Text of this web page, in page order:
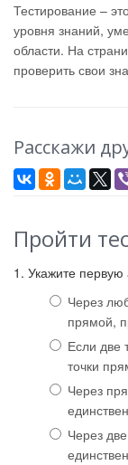
Тестирование –
уровня знаний,
области. На
проверить свои
Расскажи
Пройти
1. Укажите
Через
прямой,
Если две
точки
Через
Через